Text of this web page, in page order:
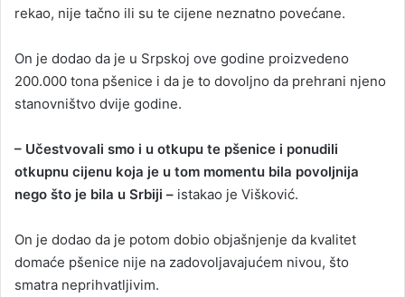
rekao, nije tačno ili su te cijene neznatno povećane.
On je dodao da je u Srpskoj ove godine proizvedeno
200.000 tona pšenice i da je to dovoljno da prehrani njeno
stanovništvo dvije godine.
– Učestvovali smo i u otkupu te pšenice i ponudili
otkupnu cijenu koja je u tom momentu bila povoljnija
nego što je bila u Srbiji – istakao je Višković.
On je dodao da je potom dobio objašnjenje da kvalitet
domaće pšenice nije na zadovoljavajućem nivou, što
smatra neprihvatljivim.